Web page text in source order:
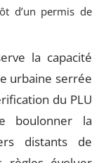
d’un permis de
la capacité
urbaine serrée
du PLU
boulonner la
distants de